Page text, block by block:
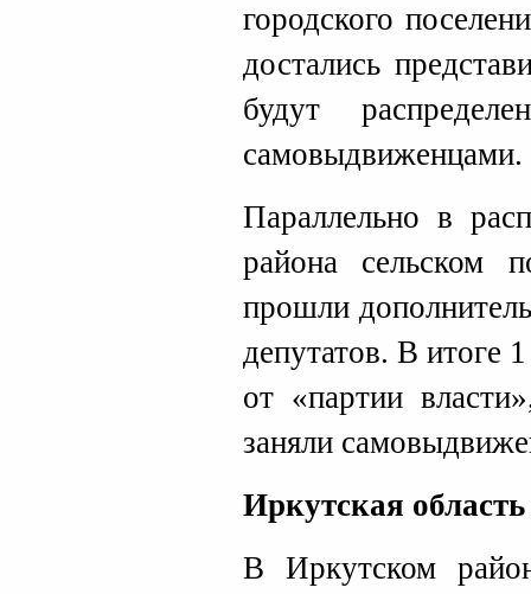
городского
достались
будут
самовыдвиженцами.
Параллельно в
района сельском
прошли
депутатов. В итоге
от «партии
заняли
Иркутская область
В Иркутском